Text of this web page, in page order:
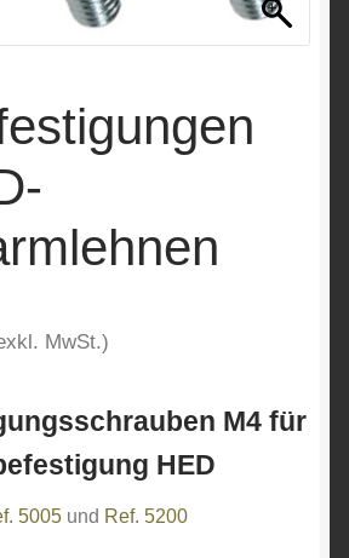
MwSt.)
M4 für
HED
5005 und Ref. 5200